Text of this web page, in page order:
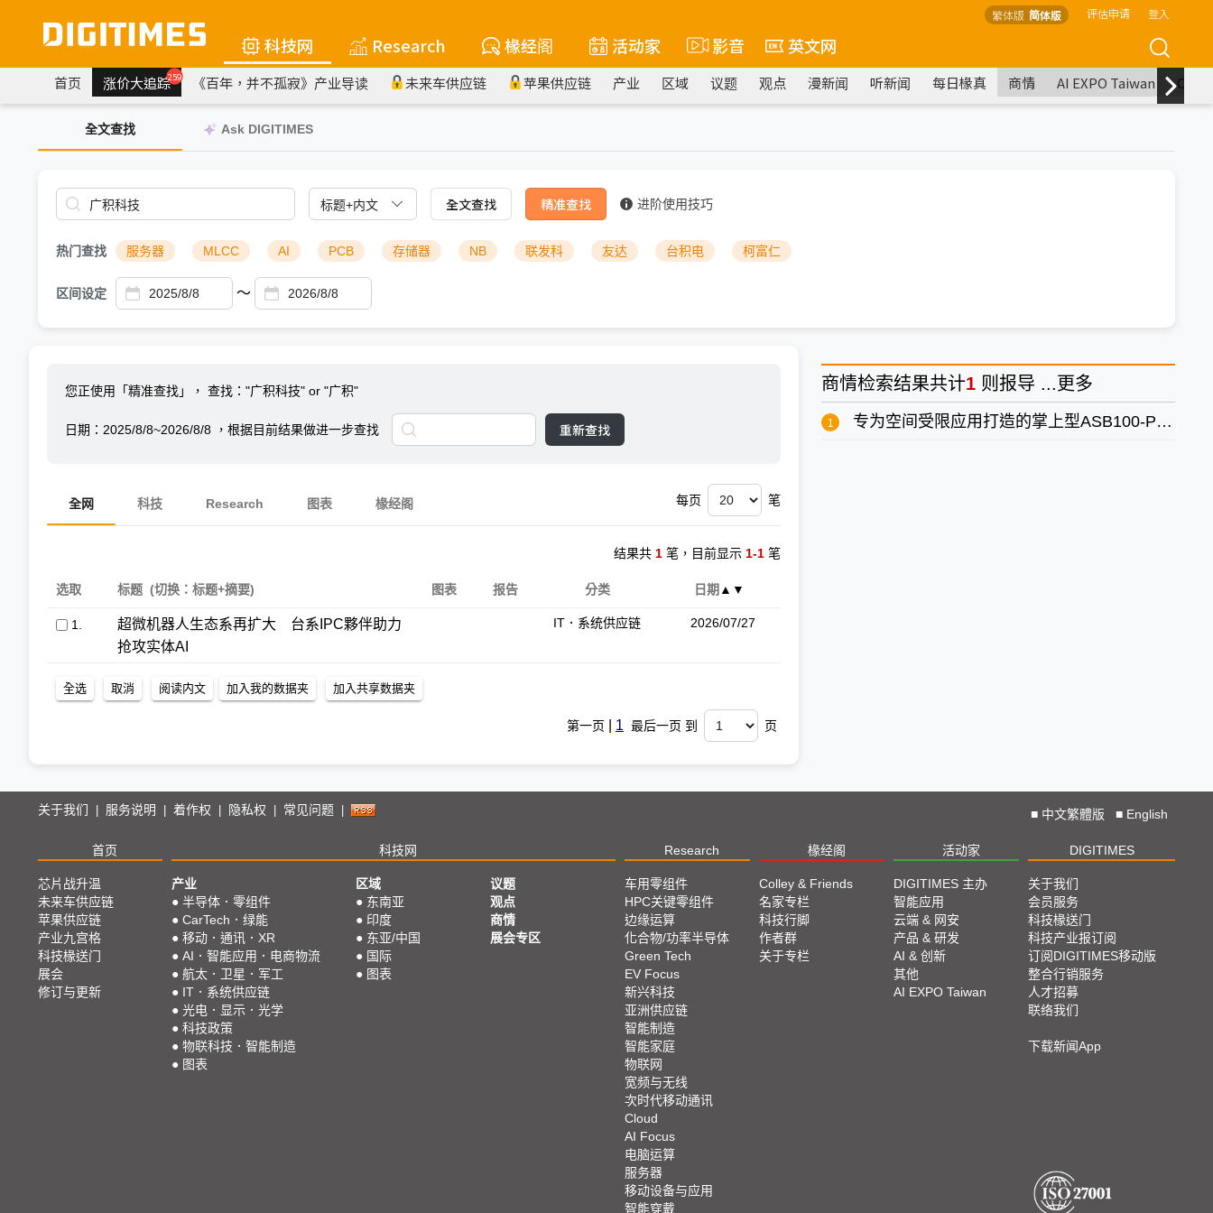
繁体版 简体版 评估申请 登入
科技网 Research 椽经阁 活动家 影音 英文网
首页 涨价大追踪259 《百年，并不孤寂》产业导读 未来车供应链 苹果供应链 产业 区域 议题 观点 漫新闻 听新闻 每日椽真 商情 AI EXPO Taiwan
全文查找 Ask DIGITIMES
全文查找 精准查找 进阶使用技巧
热门查找 服务器 MLCC AI PCB 存储器 NB 联发科 友达 台积电 柯富仁
区间设定 ～
您正使用「精准查找」， 查找："广积科技" or "广积"
日期： 2025/8/8~2026/8/8 ，根据目前结果做进一步查找 重新查找
全网 科技 Research 图表 椽经阁 每页 笔
结果共 1 笔，目前显示 1-1 笔
选取 标题 (切换：标题+摘要) 图表 报告 分类 日期 ▲ ▼
1.
超微机器人生态系再扩大 台系IPC夥伴助力
抢攻实体AI
IT．系统供应链 2026/07/27
第一页 1 最后一页 到 页
商情检索结果共计1 则报导 ... 更多
专为空间受限应用打造的掌上型ASB100-PI800边缘运算电脑
关于我们 服务说明 着作权 隐私权 常见问题 ■ 中文繁體版 ■ English
首页 科技网 Research 椽经阁 活动家 DIGITIMES
芯片战升温
未来车供应链
苹果供应链
产业九宫格
科技椽送门
展会
修订与更新
产业
● 半导体．零组件
● CarTech．绿能
● 移动．通讯．XR
● AI．智能应用．电商物流
● 航太．卫星．军工
● IT．系统供应链
● 光电．显示．光学
● 科技政策
● 物联科技．智能制造
● 图表
区域
● 东南亚
● 印度
● 东亚/中国
● 国际
● 图表
议题
观点
商情
展会专区
车用零组件
HPC关键零组件
边缘运算
化合物/功率半导体
Green Tech
EV Focus
新兴科技
亚洲供应链
智能制造
智能家庭
物联网
宽频与无线
次时代移动通讯
Cloud
AI Focus
电脑运算
服务器
移动设备与应用
智能穿戴
Colley & Friends
名家专栏
科技行脚
作者群
关于专栏
DIGITIMES 主办
智能应用
云端 & 网安
产品 & 研发
AI & 创新
其他
AI EXPO Taiwan
关于我们
会员服务
科技椽送门
科技产业报订阅
订阅DIGITIMES移动版
整合行销服务
人才招募
联络我们
下载新闻App